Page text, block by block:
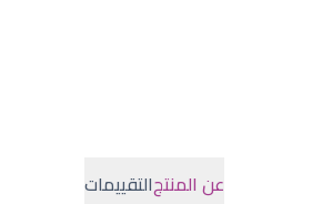
عن المنتجالتقييمات